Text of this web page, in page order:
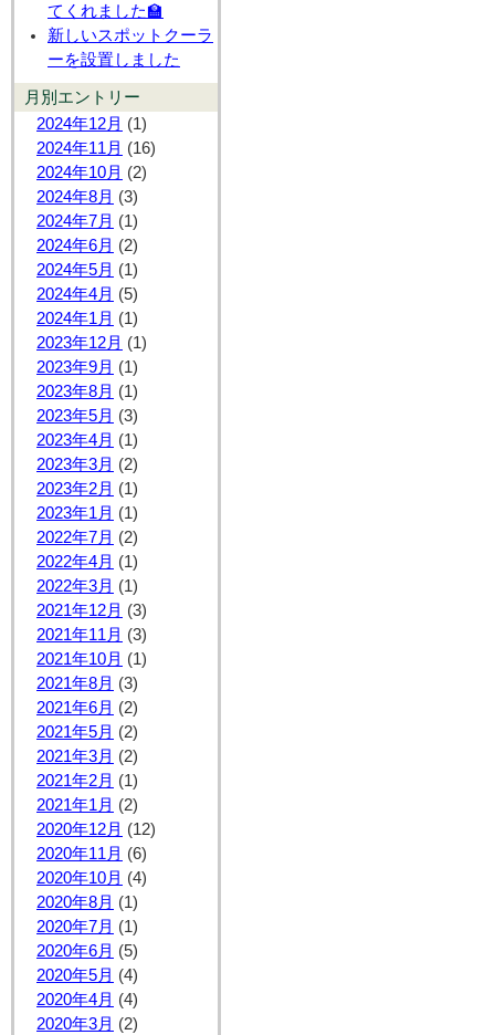
てくれました🏫
新しいスポットクーラ
ーを設置しました
月別エントリー
2024年12月 (1)
2024年11月 (16)
2024年10月 (2)
2024年8月 (3)
2024年7月 (1)
2024年6月 (2)
2024年5月 (1)
2024年4月 (5)
2024年1月 (1)
2023年12月 (1)
2023年9月 (1)
2023年8月 (1)
2023年5月 (3)
2023年4月 (1)
2023年3月 (2)
2023年2月 (1)
2023年1月 (1)
2022年7月 (2)
2022年4月 (1)
2022年3月 (1)
2021年12月 (3)
2021年11月 (3)
2021年10月 (1)
2021年8月 (3)
2021年6月 (2)
2021年5月 (2)
2021年3月 (2)
2021年2月 (1)
2021年1月 (2)
2020年12月 (12)
2020年11月 (6)
2020年10月 (4)
2020年8月 (1)
2020年7月 (1)
2020年6月 (5)
2020年5月 (4)
2020年4月 (4)
2020年3月 (2)